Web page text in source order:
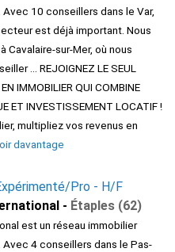
10 conseillers dans le Var,
est déjà important. Nous
Cavalaire-sur-Mer, où nous
... REJOIGNEZ LE SEUL
IMMOBILIER QUI COMBINE
ET INVESTISSEMENT LOCATIF !
multipliez vos revenus en
davantage
Pro - H/F
- Étaples (62)
est un réseau immobilier
4 conseillers dans le Pas-